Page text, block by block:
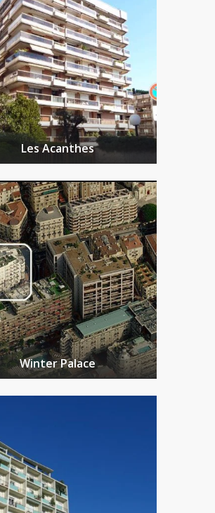
Les Acanthes
Winter Palace